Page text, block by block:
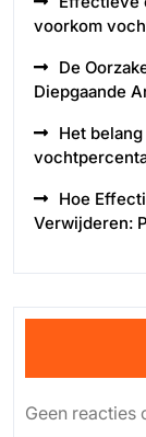
voorkom
De
Diepgaande
Het
Hoe
Verwijderen:
Geen reacties